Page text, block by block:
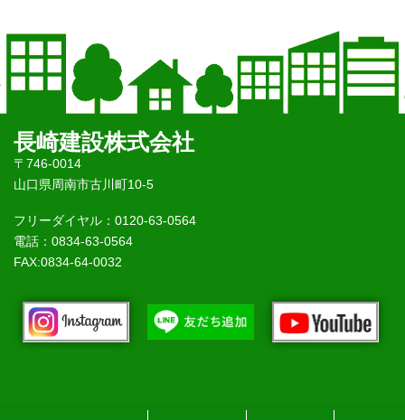
長崎建設株式会社
〒746-0014
山口県周南市古川町10-5
フリーダイヤル：0120-63-0564
電話：0834-63-0564
FAX:0834-64-0032